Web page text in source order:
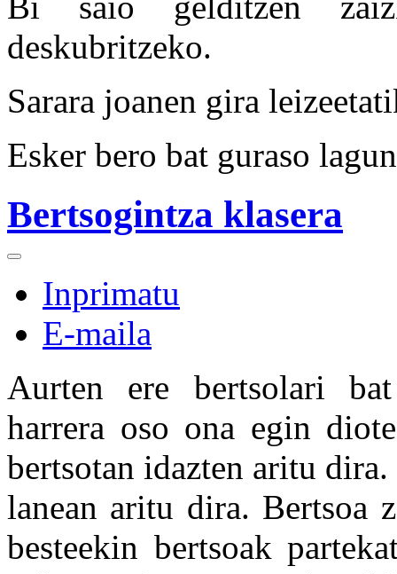
deskubritzeko.
Sarara joanen gira
Esker bero bat guraso
Bertsogintza klasera
Inprimatu
E-maila
Aurten ere bertsolari
harrera oso ona egin
bertsotan idazten aritu
lanean aritu dira. Bertsoa
besteekin bertsoak